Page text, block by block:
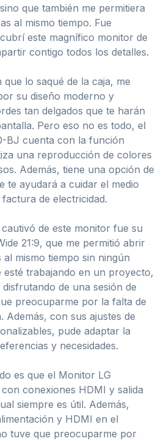
que también me permitiera
al mismo tiempo. Fue
este magnífico monitor de
contigo todos los detalles.
que lo saqué de la caja, me
su diseño moderno y
tan delgados que te harán
Pero eso no es todo, el
BJ cuenta con la función
una reproducción de colores
Además, tiene una opción de
te ayudará a cuidar el medio
de electricidad.
de este monitor fue su
21:9, que me permitió abrir
mismo tiempo sin ningún
esté trabajando en un proyecto,
de una sesión de
preocuparme por la falta de
Además, con sus ajustes de
pude adaptar la
y necesidades.
es que el Monitor LG
conexiones HDMI y salida
siempre es útil. Además,
y HDMI en el
tuve que preocuparme por